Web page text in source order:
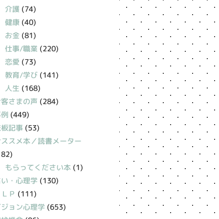
介護(74)
健康(40)
お金 (81)
仕事/職業 (220)
恋愛 (73)
教育/学び(141)
人生 (168)
さまの声 (284)
(449)
記事 (53)
スメ本／読書メーター
もらってください本(1)
・心理学 (130)
Ｐ (111)
ョン心理学 (653)